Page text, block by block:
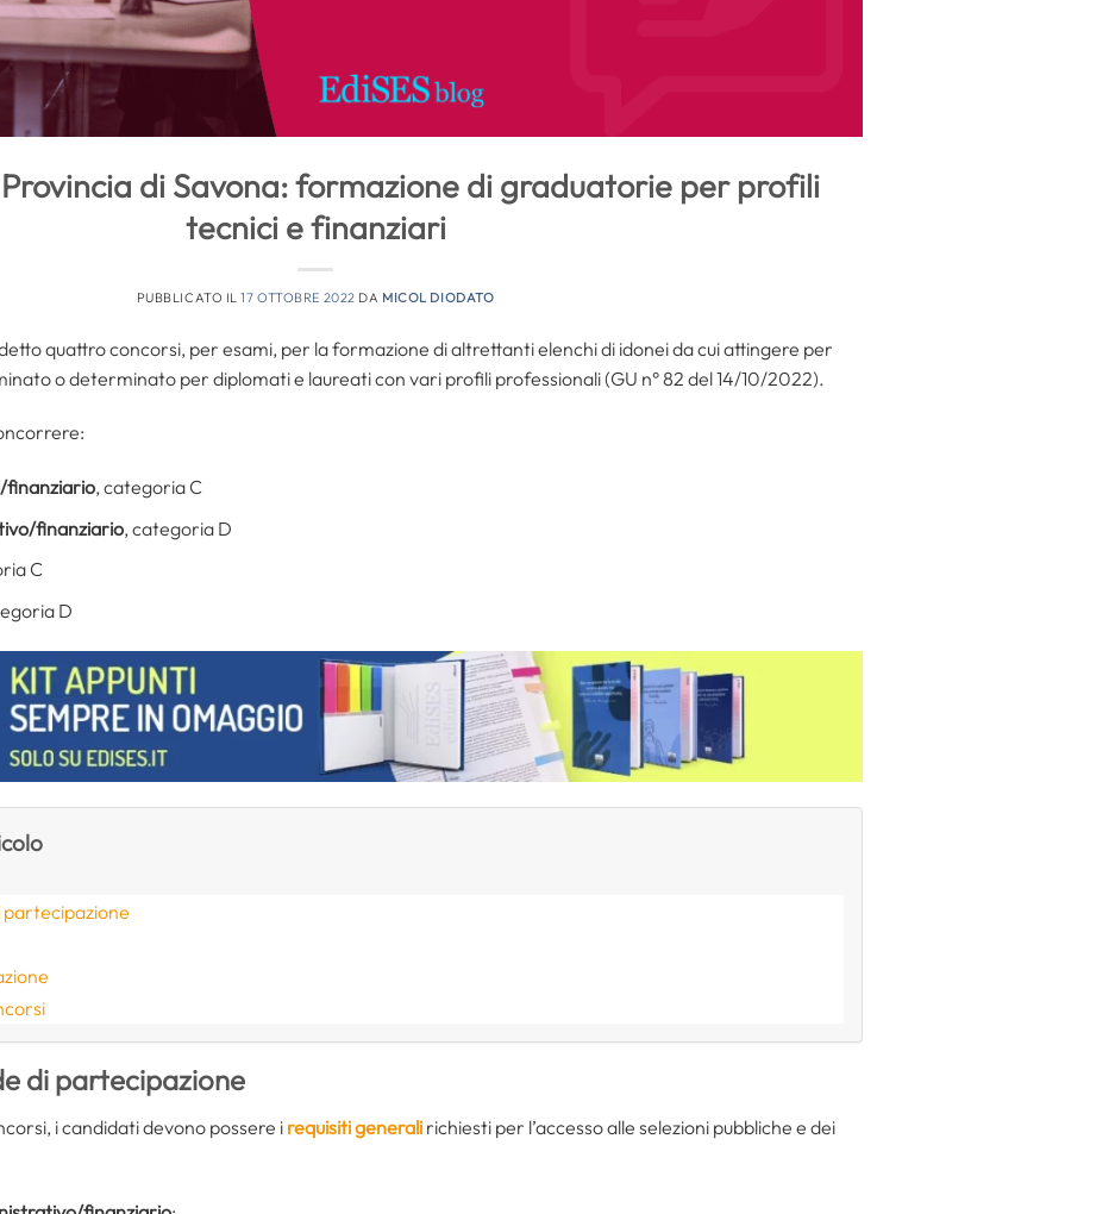
di Savona: formazione di graduatorie per profili
tecnici e finanziari
PUBBLICATO IL17 OTTOBRE 2022 DA MICOL DIODATO
quattro concorsi, per esami, per la formazione di altrettanti elenchi di idonei da cui attingere per
o determinato per diplomati e laureati con vari profili professionali (GU n° 82 del 14/10/2022).
finanziario, categoria C
finanziario, categoria D
C
D
partecipazione
di partecipazione
i candidati devono possere i requisiti generali richiesti per l’accesso alle selezioni pubbliche e dei